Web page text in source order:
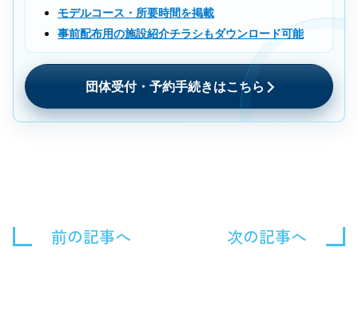
モデルコース・所要時間を掲載
事前配布用の施設紹介チラシもダウンロード可能
団体受付・予約手続きはこちら
前の記事へ 次の記事へ